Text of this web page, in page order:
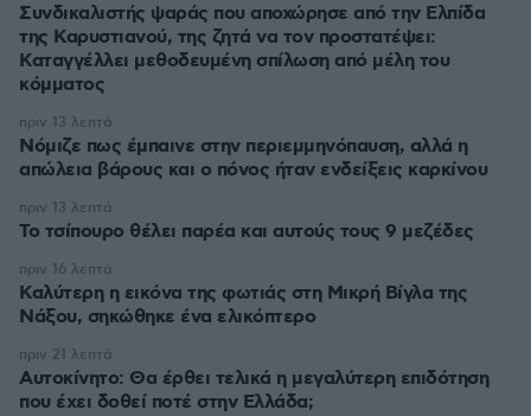
Συνδικαλιστής ψαράς που αποχώρησε από την Ελπίδα
της Καρυστιανού, της ζητά να τον προστατέψει:
Καταγγέλλει μεθοδευμένη σπίλωση από μέλη του
κόμματος
Νόμιζε πως έμπαινε στην περιεμμηνόπαυση, αλλά η
απώλεια βάρους και ο πόνος ήταν ενδείξεις καρκίνου
πριν 13 λεπτά
Το τσίπουρο θέλει παρέα και αυτούς τους 9 μεζέδες
πριν 13 λεπτά
Καλύτερη η εικόνα της φωτιάς στη Μικρή Βίγλα της
Νάξου, σηκώθηκε ένα ελικόπτερο
πριν 16 λεπτά
Αυτοκίνητο: Θα έρθει τελικά η μεγαλύτερη επιδότηση
που έχει δοθεί ποτέ στην Ελλάδα;
πριν 21 λεπτά